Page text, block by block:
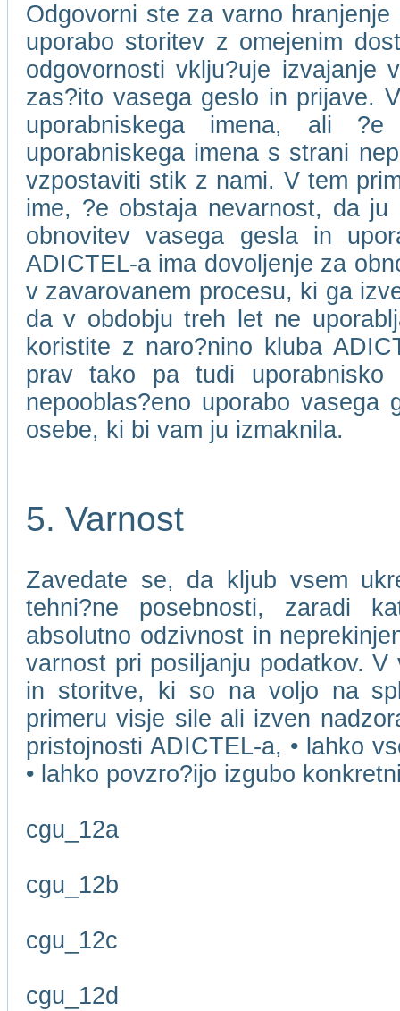
Odgovorni ste za varno
uporabo storitev z omejenim
odgovornosti vklju?uje izvajanje
zas?ito vasega geslo in prijave.
uporabniskega imena, ali
uporabniskega imena s strani
vzpostaviti stik z nami. V tem
ime, ?e obstaja nevarnost, da
obnovitev vasega gesla in
ADICTEL-a ima dovoljenje za
v zavarovanem procesu, ki ga
da v obdobju treh let ne
koristite z naro?nino kluba
prav tako pa tudi
nepooblas?eno uporabo
osebe, ki bi vam ju izmaknila.
5. Varnost
Zavedate se, da kljub vsem
tehni?ne posebnosti, zaradi
absolutno odzivnost in
varnost pri posiljanju podatkov.
in storitve, ki so na voljo na
primeru visje sile ali izven
pristojnosti ADICTEL-a, • lahko
• lahko povzro?ijo izgubo
cgu_12a
cgu_12b
cgu_12c
cgu_12d